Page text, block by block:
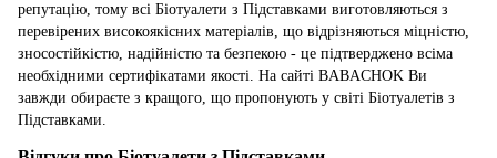
репутацію, тому всі Біотуалети з Підставками виготовляються з
перевірених високоякісних матеріалів, що відрізняються міцністю,
зносостійкістю, надійністю та безпекою - це підтверджено всіма
необхідними сертифікатами якості. На сайті BABACHOK Ви
завжди обираєте з кращого, що пропонують у світі Біотуалетів з
Підставками.